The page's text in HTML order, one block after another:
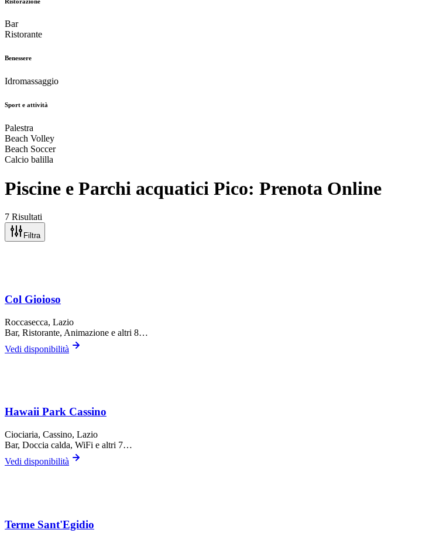
Bar
Ristorante
Benessere
Idromassaggio
Sport e attività
Palestra
Beach Volley
Beach Soccer
Calcio balilla
Piscine e Parchi acquatici Pico: Prenota Online
7 Risultati
Filtra
Col Gioioso
Roccasecca, Lazio
Bar, Ristorante, Animazione e altri 8…
Vedi disponibilità
Hawaii Park Cassino
Ciociaria, Cassino, Lazio
Bar, Doccia calda, WiFi e altri 7…
Vedi disponibilità
Terme Sant'Egidio